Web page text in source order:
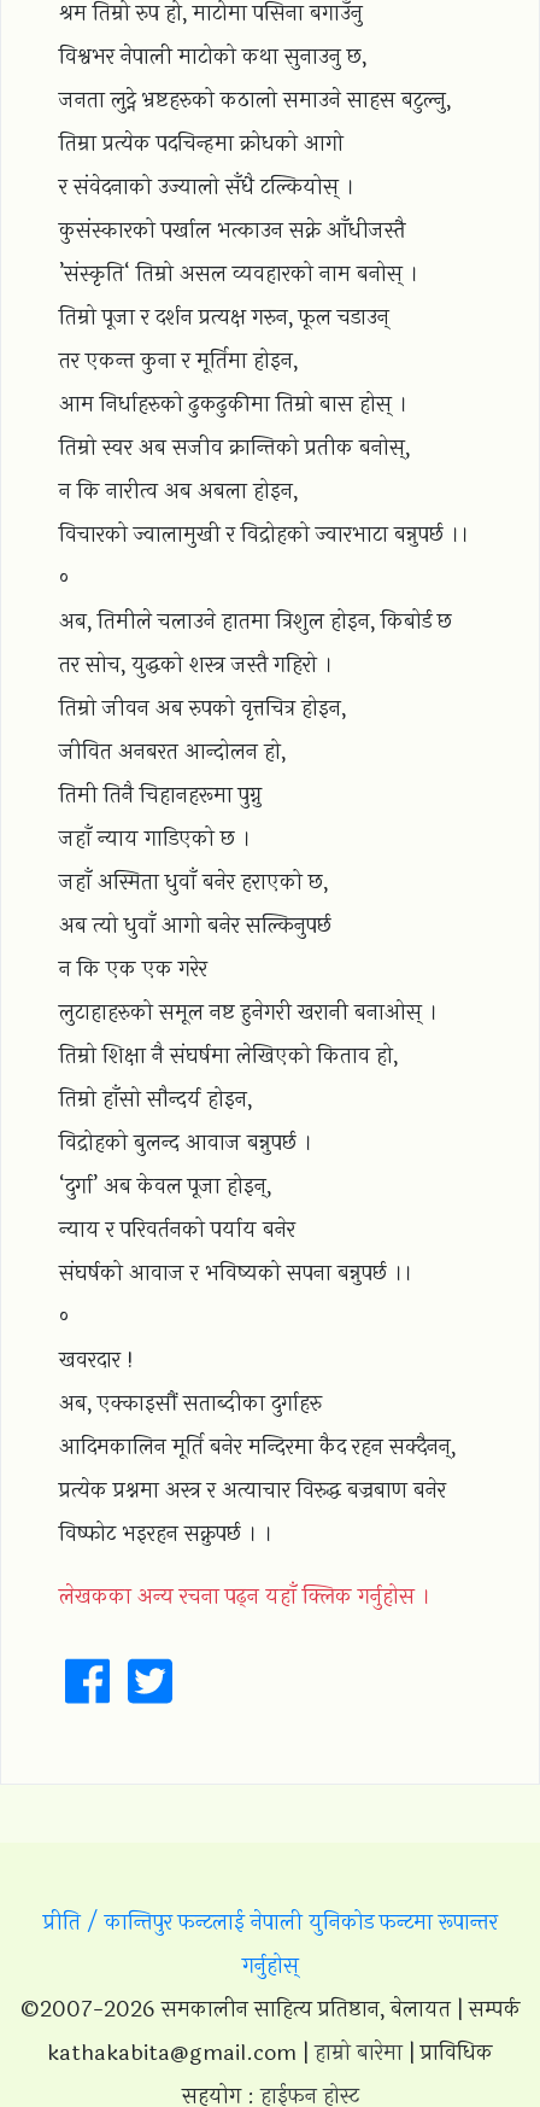
श्रम तिम्रो रुप हो, माटोमा पसिना बगाउँनु
विश्वभर नेपाली माटोको कथा सुनाउनु छ,
जनता लुट्ने भ्रष्टहरुको कठालो समाउने साहस बटुल्नु,
तिम्रा प्रत्येक पदचिन्हमा क्रोधको आगो
र संवेदनाको उज्यालो सँधै टल्कियोस् ।
कुसंस्कारको पर्खाल भत्काउन सक्ने आँधीजस्तै
’संस्कृति‘ तिम्रो असल व्यवहारको नाम बनोस् ।
तिम्रो पूजा र दर्शन प्रत्यक्ष गरुन, फूल चडाउन्
तर एकन्त कुना र मूर्तिमा होइन,
आम निर्धाहरुको ढुकढुकीमा तिम्रो बास होस् ।
तिम्रो स्वर अब सजीव क्रान्तिको प्रतीक बनोस्,
न कि नारीत्व अब अबला होइन,
विचारको ज्वालामुखी र विद्रोहको ज्वारभाटा बन्नुपर्छ ।।
०
अब, तिमीले चलाउने हातमा त्रिशुल होइन, किबोर्ड छ
तर सोच, युद्धको शस्त्र जस्तै गहिरो ।
तिम्रो जीवन अब रुपको वृत्तचित्र होइन,
जीवित अनबरत आन्दोलन हो,
तिमी तिनै चिहानहरूमा पुग्नु
जहाँ न्याय गाडिएको छ ।
जहाँ अस्मिता धुवाँ बनेर हराएको छ,
अब त्यो धुवाँ आगो बनेर सल्किनुपर्छ
न कि एक एक गरेर
लुटाहाहरुको समूल नष्ट हुनेगरी खरानी बनाओस् ।
तिम्रो शिक्षा नै संघर्षमा लेखिएको किताव हो,
तिम्रो हाँसो सौन्दर्य होइन,
विद्रोहको बुलन्द आवाज बन्नुपर्छ ।
‘दुर्गा’ अब केवल पूजा होइन्,
न्याय र परिवर्तनको पर्याय बनेर
संघर्षको आवाज र भविष्यको सपना बन्नुपर्छ ।।
०
खवरदार !
अब, एक्काइसौं सताब्दीका दुर्गाहरु
आदिमकालिन मूर्ति बनेर मन्दिरमा कैद रहन सक्दैनन्,
प्रत्येक प्रश्नमा अस्त्र र अत्याचार विरुद्ध बज्रबाण बनेर
विष्फोट भइरहन सक्नुपर्छ । ।
लेखकका अन्य रचना पढ्न यहाँ क्लिक गर्नुहोस ।
प्रीति / कान्तिपुर फन्टलाई नेपाली युनिकोड फन्टमा रूपान्तर
गर्नुहोस्
©2007-2026 समकालीन साहित्य प्रतिष्ठान, बेलायत | सम्पर्क
kathakabita@gmail.com |हाम्रो बारेमा| प्राविधिक
सहयोग :हाईफन होस्ट